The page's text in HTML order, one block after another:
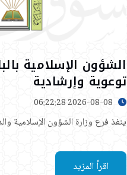
الشؤون الإسلامية
توعوية وإرشادية
ينفذ فرع وزارة الشؤون الإسلامية